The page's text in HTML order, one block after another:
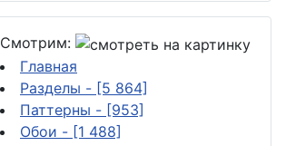
Смотрим:
Главная
Разделы - [5 864]
Паттерны - [953]
Обои - [1 488]